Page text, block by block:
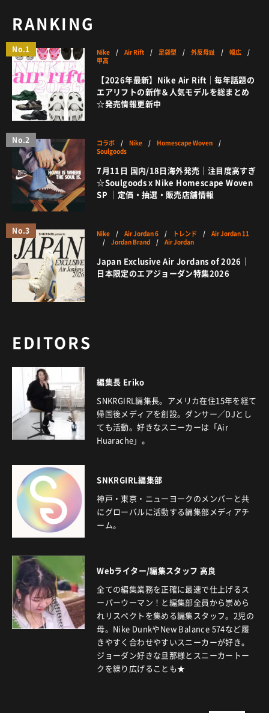
RANKING
No.1 Nike /Air Rift / 足袋型 /外反母趾 /幅広 /
甲高
【2026年最新】Nike Air Rift｜毎年話題の
エアリフトの新作＆人気モデルを総まとめ
☆発売情報更新中
No.2 コラボ / Nike / Homescape Woven /
Soulgoods
7月11日 国内/18日海外発売｜注目度高すぎ
☆Soulgoods x Nike Homescape Woven
SP ｜定価・抽選・販売店舗情報
No.3 Nike /Air Jordan 6 / トレンド /Air Jordan 11
/Jordan Brand /Air Jordan
Japan Exclusive Air Jordans of 2026｜
日本限定のエアジョーダン特集2026
EDITORS
編集長 Eriko
SNKRGIRL編集長。アメリカ在住15年を経て
帰国後メディアを創設。ダンサー／DJとし
ても活動。好きなスニーカーは「Air
Huarache」。
SNKRGIRL編集部
神戸・東京・ニューヨークのメンバーと共
にグローバルに活動する編集部メディアチ
ーム。
Webライター/編集スタッフ 高良
全ての編集業務を正確に最速で仕上げるス
ーパーウーマン！と編集部全員から崇めら
れリスペクトを集める編集スタッフ。2児の
母。Nike DunkやNew Balance 574など履
きやすく合わせやすいスニーカーが好き。
ジョーダン好きな旦那様とスニーカートー
クを繰り広げることも★